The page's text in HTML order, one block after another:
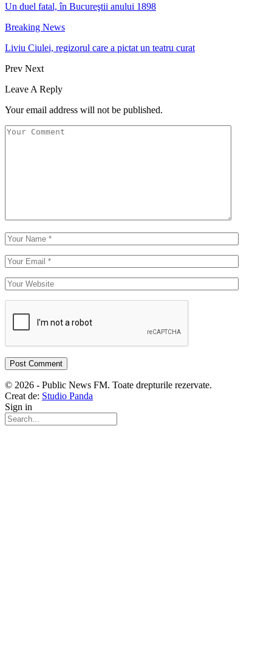
Un duel fatal, în Bucureştii anului 1898
Breaking News
Liviu Ciulei, regizorul care a pictat un teatru curat
Prev Next
Leave A Reply
Your email address will not be published.
© 2026 - Public News FM. Toate drepturile rezervate.
Creat de: Studio Panda
Sign in